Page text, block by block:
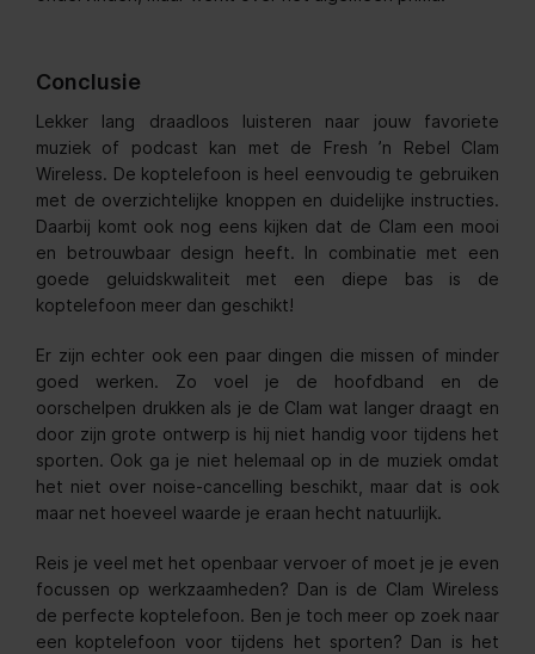
Conclusie
Lekker lang draadloos luisteren naar jouw favoriete
muziek of podcast kan met de Fresh ’n Rebel Clam
Wireless. De koptelefoon is heel eenvoudig te gebruiken
met de overzichtelijke knoppen en duidelijke instructies.
Daarbij komt ook nog eens kijken dat de Clam een mooi
en betrouwbaar design heeft. In combinatie met een
goede geluidskwaliteit met een diepe bas is de
koptelefoon meer dan geschikt!
Er zijn echter ook een paar dingen die missen of minder
goed werken. Zo voel je de hoofdband en de
oorschelpen drukken als je de Clam wat langer draagt en
door zijn grote ontwerp is hij niet handig voor tijdens het
sporten. Ook ga je niet helemaal op in de muziek omdat
het niet over noise-cancelling beschikt, maar dat is ook
maar net hoeveel waarde je eraan hecht natuurlijk.
Reis je veel met het openbaar vervoer of moet je je even
focussen op werkzaamheden? Dan is de Clam Wireless
de perfecte koptelefoon. Ben je toch meer op zoek naar
een koptelefoon voor tijdens het sporten? Dan is het